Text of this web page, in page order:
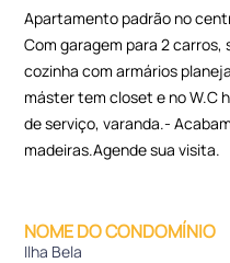
Apartamento padrão no
Com garagem para 2
cozinha com armários
máster tem closet e no W.C
de serviço, varanda.-
madeiras.Agende sua visita.
NOME DO CONDOMÍNIO
Ilha Bela